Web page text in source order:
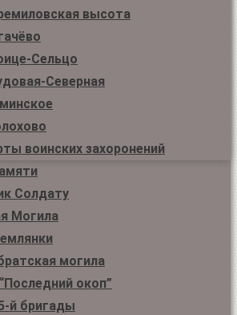
высота
Сельцо
Северная
воинских захоронений
Солдату
Могила
могила
окоп”
й бригады